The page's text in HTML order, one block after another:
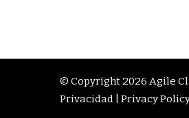
© Copyright 2026 Agile
Privacidad | Privacy